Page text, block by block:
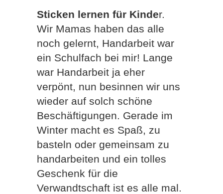
Sticken lernen für Kinder.
Wir Mamas haben das alle
noch gelernt, Handarbeit war
ein Schulfach bei mir! Lange
war Handarbeit ja eher
verpönt, nun besinnen wir uns
wieder auf solch schöne
Beschäftigungen. Gerade im
Winter macht es Spaß, zu
basteln oder gemeinsam zu
handarbeiten und ein tolles
Geschenk für die
Verwandtschaft ist es alle mal.